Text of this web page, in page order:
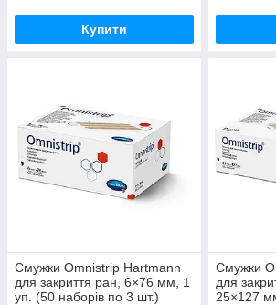
Купити
Смужки Omnistrip Hartmann
для закриття ран, 6×76 мм, 1
уп. (50 наборів по 3 шт.)
Смужки
для
25×127